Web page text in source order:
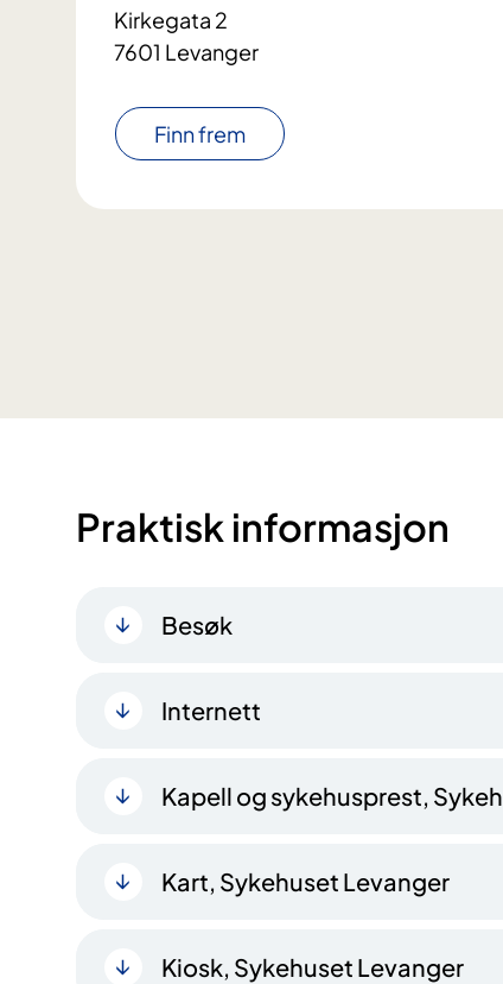
Kirkegata 2
7601 Levanger
Finn frem
Praktisk informasjon
Besøk
Internett
Kapell og sykehusprest,
Kart, Sykehuset Levanger
Kiosk, Sykehuset Levanger